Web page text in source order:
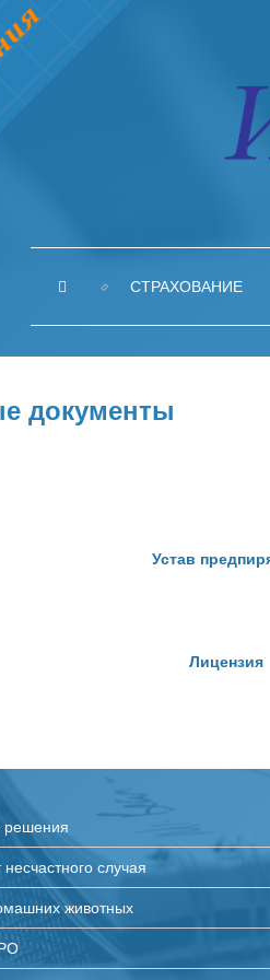
СТРАХОВАНИЕ
документы
Устав
Лицензия
решения
случая
животных